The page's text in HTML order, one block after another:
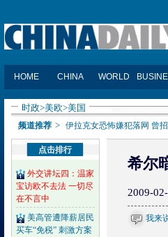
时政>美欧>美国
频道推荐 > 伊拉克女恐怖嫌犯落网 曾
点击排行
外交讲坛四：温家
宝访欧不去法 一切尽
在不言中
美高管遭降薪居民
买车“免税” 刺激方案
希尔
2009-
我来